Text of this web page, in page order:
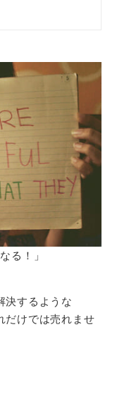
る！」
決するような
だけでは売れませ